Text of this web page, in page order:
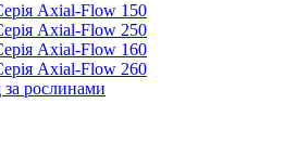
Axial-Flow 150
Axial-Flow 250
Axial-Flow 160
Axial-Flow 260
за рослинами